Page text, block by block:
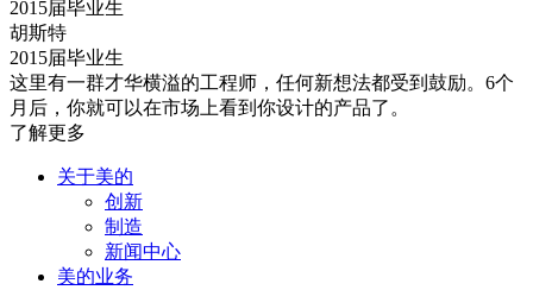
2015届毕业生
胡斯特
2015届毕业生
这里有一群才华横溢的工程师，任何新想法都受到鼓励。6个
月后，你就可以在市场上看到你设计的产品了。
了解更多
关于美的
创新
制造
新闻中心
美的业务